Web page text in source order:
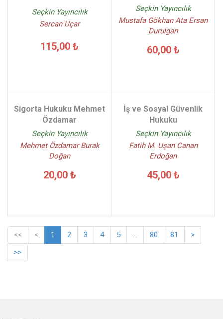
Seçkin Yayıncılık
Sercan Uçar
115,00 ₺
Seçkin Yayıncılık
Mustafa Gökhan Ata Ersan
Durulgan
60,00 ₺
Sigorta Hukuku Mehmet
Özdamar
Seçkin Yayıncılık
Mehmet Özdamar Burak
Doğan
20,00 ₺
İş ve Sosyal Güvenlik
Hukuku
Seçkin Yayıncılık
Fatih M. Uşan Canan
Erdoğan
45,00 ₺
<< < 1 2 3 4 5 ... 80 81
>
>>